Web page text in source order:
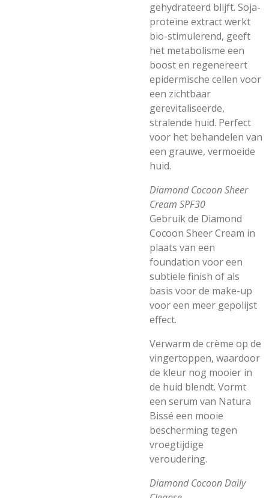
gehydrateerd blijft. Soja-
proteïne extract werkt
bio-stimulerend, geeft
het metabolisme een
boost en regenereert
epidermische cellen voor
een zichtbaar
gerevitaliseerde,
stralende huid. Perfect
voor het behandelen van
een grauwe, vermoeide
huid.
Diamond Cocoon Sheer
Cream SPF30
Gebruik de Diamond
Cocoon Sheer Cream in
plaats van een
foundation voor een
subtiele finish of als
basis voor de make-up
voor een meer gepolijst
effect.
Verwarm de crème op de
vingertoppen, waardoor
de kleur nog mooier in
de huid blendt. Vormt
een serum van Natura
Bissé een mooie
bescherming tegen
vroegtijdige
veroudering.
Diamond Cocoon Daily